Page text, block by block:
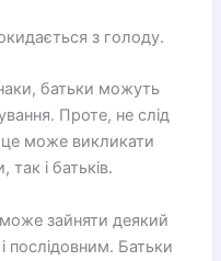
з голоду.
батьки можуть
Проте, не слід
може викликати
так і батьків.
зайняти деякий
послідовним. Батьки